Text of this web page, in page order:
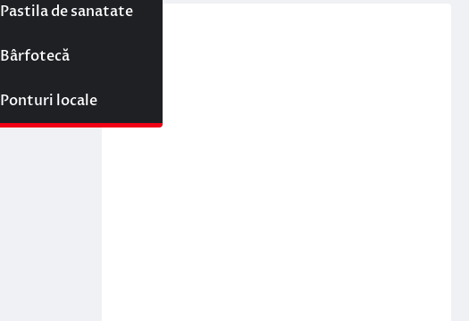
Pastila de sanatate
Bârfotecă
Ponturi locale